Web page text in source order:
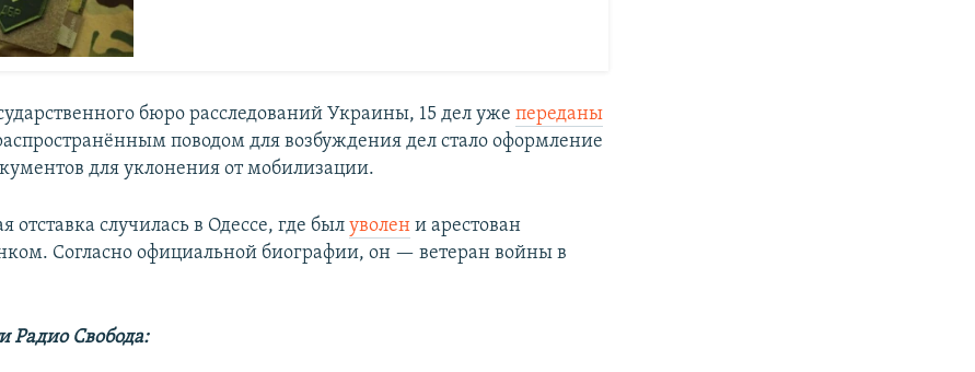
бюро расследований Украины, 15 дел ужепереданы
поводом для возбуждения дел стало оформление
для уклонения от мобилизации.
отставка случилась в Одессе, где былуволен и арестован
Согласно официальной биографии, он — ветеран войны в
Радио Свобода: